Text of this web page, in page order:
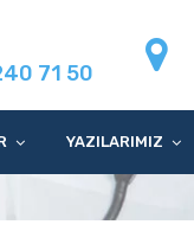
71 50
YAZILARIMIZ